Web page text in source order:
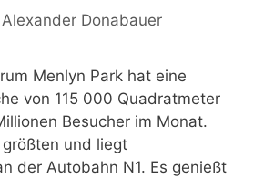
Alexander Donabauer
Menlyn Park hat eine
von 115 000 Quadratmeter
Besucher im Monat.
und liegt
der Autobahn N1. Es genießt